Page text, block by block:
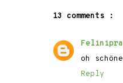
13 comments :
oh
Reply